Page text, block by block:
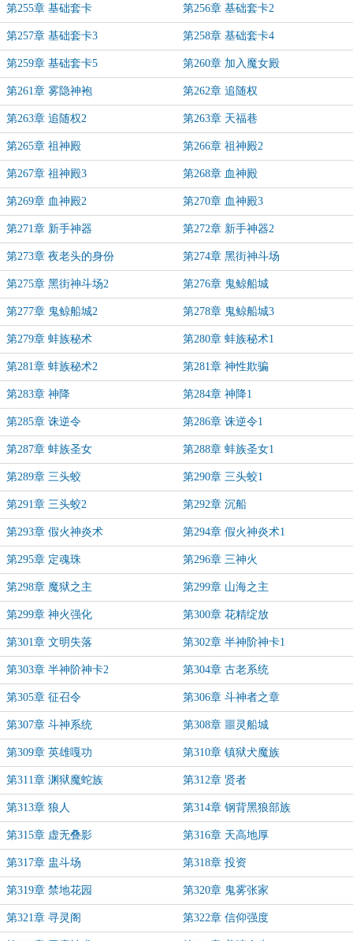
第255章 基础套卡 第256章 基础套卡2
第257章 基础套卡3 第258章 基础套卡4
第259章 基础套卡5 第260章 加入魔女殿
第261章 雾隐神袍 第262章 追随权
第263章 追随权2 第263章 天福巷
第265章 祖神殿 第266章 祖神殿2
第267章 祖神殿3 第268章 血神殿
第269章 血神殿2 第270章 血神殿3
第271章 新手神器 第272章 新手神器2
第273章 夜老头的身份 第274章 黑街神斗场
第275章 黑街神斗场2 第276章 鬼鲸船城
第277章 鬼鲸船城2 第278章 鬼鲸船城3
第279章 蚌族秘术 第280章 蚌族秘术1
第281章 蚌族秘术2 第281章 神性欺骗
第283章 神降 第284章 神降1
第285章 诛逆令 第286章 诛逆令1
第287章 蚌族圣女 第288章 蚌族圣女1
第289章 三头蛟 第290章 三头蛟1
第291章 三头蛟2 第292章 沉船
第293章 假火神炎术 第294章 假火神炎术1
第295章 定魂珠 第296章 三神火
第298章 魔狱之主 第299章 山海之主
第299章 神火强化 第300章 花精绽放
第301章 文明失落 第302章 半神阶神卡1
第303章 半神阶神卡2 第304章 古老系统
第305章 征召令 第306章 斗神者之章
第307章 斗神系统 第308章 噩灵船城
第309章 英雄嘎功 第310章 镇狱犬魔族
第311章 渊狱魔蛇族 第312章 贤者
第313章 狼人 第314章 钢背黑狼部族
第315章 虚无叠影 第316章 天高地厚
第317章 盅斗场 第318章 投资
第319章 禁地花园 第320章 鬼雾张家
第321章 寻灵阁 第322章 信仰强度